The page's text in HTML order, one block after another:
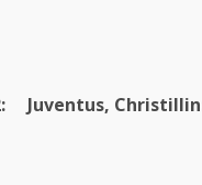
Juventus,